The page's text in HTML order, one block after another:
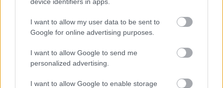
I want to allow my user data to be sent to
Google for online advertising purposes.
I want to allow Google to send me
personalized advertising.
I want to allow Google to enable storage
Egyre több embernél jelentkezik ez a hiányállapot – az